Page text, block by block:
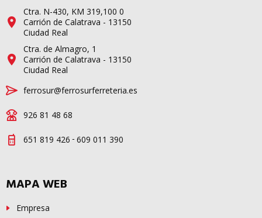
Ctra. N-430, KM 319,100 0
Carrión de Calatrava - 13150
Ciudad Real
Ctra. de Almagro, 1
Carrión de Calatrava - 13150
Ciudad Real
ferrosur@ferrosurferreteria.es
926 81 48 68
651 819 426 - 609 011 390
MAPA WEB
Empresa